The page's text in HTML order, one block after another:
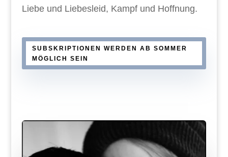
Liebe und Liebesleid, Kampf und Hoffnung.
SUBSKRIPTIONEN WERDEN AB SOMMER
MÖGLICH SEIN